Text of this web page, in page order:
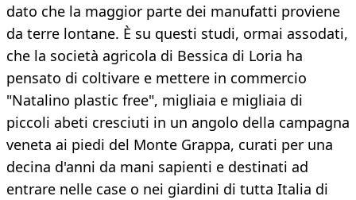
dato che la maggior parte dei manufatti proviene
da terre lontane. È su questi studi, ormai assodati,
che la società agricola di Bessica di Loria ha
pensato di coltivare e mettere in commercio
"Natalino plastic free", migliaia e migliaia di
piccoli abeti cresciuti in un angolo della campagna
veneta ai piedi del Monte Grappa, curati per una
decina d'anni da mani sapienti e destinati ad
entrare nelle case o nei giardini di tutta Italia di